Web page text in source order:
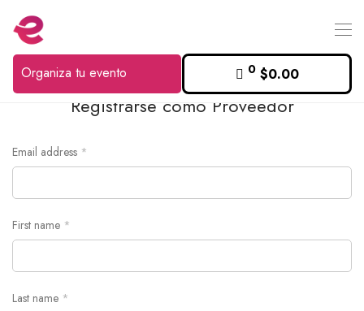
Organiza tu evento 0 $0.00
Username or email address
Password
Remember me
Registrarse como Proveedor
Email address *
First name *
Last name *